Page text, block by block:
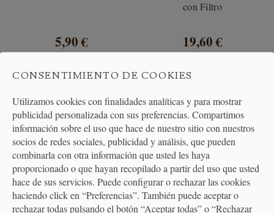
5,90 €
con Filtro
19,60 €
CONSENTIMIENTO DE COOKIES
Utilizamos cookies con finalidades analíticas y para mostrar
publicidad personalizada con sus preferencias. Compartimos
información sobre el uso que hace de nuestro sitio con nuestros
socios de redes sociales, publicidad y análisis, que pueden
combinarla con otra información que usted les haya
proporcionado o que hayan recopilado a partir del uso que usted
hace de sus servicios. Puede configurar o rechazar las cookies
haciendo click en “Preferencias”. También puede aceptar o
rechazar todas pulsando el botón “Aceptar todas” o “Rechazar